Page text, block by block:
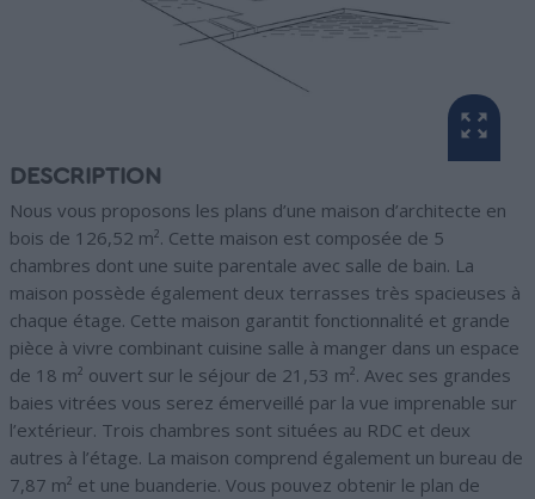
DESCRIPTION
Nous vous proposons les plans d’une maison d’architecte en
bois de 126,52 m². Cette maison est composée de 5
chambres dont une suite parentale avec salle de bain. La
maison possède également deux terrasses très spacieuses à
chaque étage. Cette maison garantit fonctionnalité et grande
pièce à vivre combinant cuisine salle à manger dans un espace
de 18 m² ouvert sur le séjour de 21,53 m². Avec ses grandes
baies vitrées vous serez émerveillé par la vue imprenable sur
l’extérieur. Trois chambres sont situées au RDC et deux
autres à l’étage. La maison comprend également un bureau de
7,87 m² et une buanderie. Vous pouvez obtenir le plan de